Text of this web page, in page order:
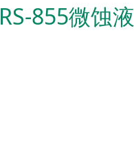
RS-855微蚀液